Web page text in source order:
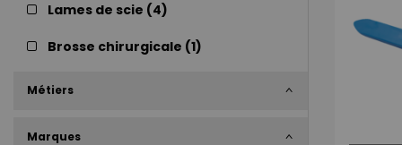
Lames de scie (4)
Brosse chirurgicale (1)
Métiers
Marques